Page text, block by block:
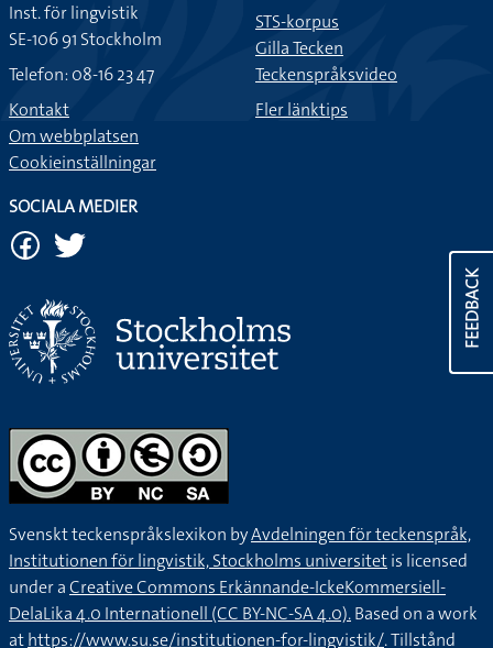
FEEDBACK
Inst. för lingvistik
SE-106 91 Stockholm
Telefon: 08-16 23 47
Kontakt
Om webbplatsen
Cookieinställningar
STS-korpus
Gilla Tecken
Teckenspråksvideo
Fler länktips
SOCIALA MEDIER
Svenskt teckenspråkslexikon byAvdelningen för teckenspråk,
Institutionen för lingvistik, Stockholms universitetis licensed
under aCreative Commons Erkännande-IckeKommersiell-
DelaLika 4.0 Internationell (CC BY-NC-SA 4.0).Based on a work
athttps://www.su.se/institutionen-for-lingvistik/. Tillstånd